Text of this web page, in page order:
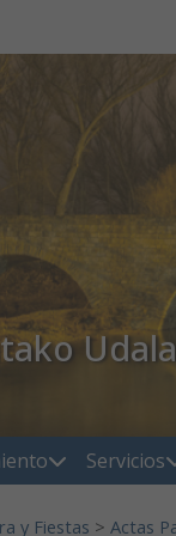
Servicios
y Fiestas > Actas